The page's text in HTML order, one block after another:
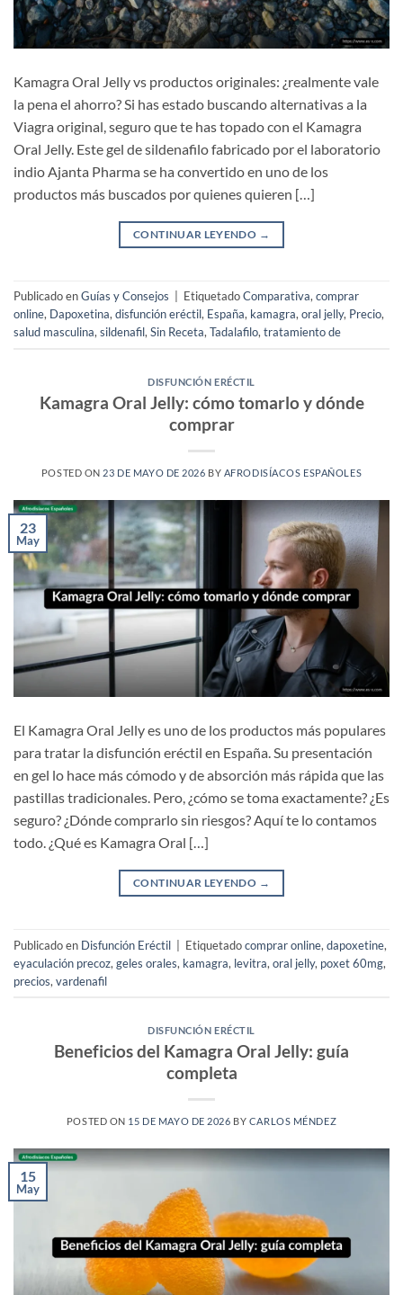
Kamagra Oral Jelly vs productos originales: ¿realmente vale
la pena el ahorro? Si has estado buscando alternativas a la
Viagra original, seguro que te has topado con el Kamagra
Oral Jelly. Este gel de sildenafilo fabricado por el laboratorio
indio Ajanta Pharma se ha convertido en uno de los
productos más buscados por quienes quieren […]
CONTINUAR LEYENDO →
Publicado enGuías y Consejos EtiquetadoComparativa,comprar
online, Dapoxetina,disfunción eréctil, España, kamagra,oral jelly, Precio,
salud masculina,sildenafil,Sin Receta,Tadalafilo,tratamiento de
DISFUNCIÓN ERÉCTIL
Kamagra Oral Jelly: cómo tomarlo y dónde
comprar
POSTED ON 23 DE MAYO DE 2026 BY AFRODISÍACOS ESPAÑOLES
23
May
El Kamagra Oral Jelly es uno de los productos más populares
para tratar la disfunción eréctil en España. Su presentación
en gel lo hace más cómodo y de absorción más rápida que las
pastillas tradicionales. Pero, ¿cómo se toma exactamente? ¿Es
seguro? ¿Dónde comprarlo sin riesgos? Aquí te lo contamos
todo. ¿Qué es Kamagra Oral […]
CONTINUAR LEYENDO →
Publicado en Disfunción Eréctil Etiquetadocomprar online, dapoxetine,
eyaculación precoz, geles orales, kamagra, levitra, oral jelly, poxet 60mg,
precios, vardenafil
DISFUNCIÓN ERÉCTIL
Beneficios del Kamagra Oral Jelly: guía
completa
POSTED ON 15 DE MAYO DE 2026 BY CARLOS MÉNDEZ
15
May